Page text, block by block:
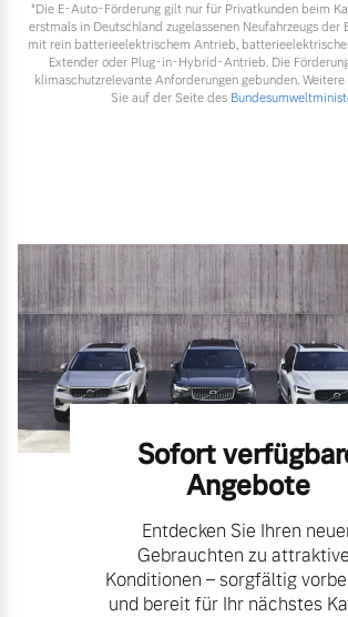
*Die E‑Auto-Förderung gilt nur für Privatkunden beim
erstmals in Deutschland zugelassenen Neufahrzeugs der
mit rein batterieelektrischem Antrieb,
Extender oder Plug-in-Hybrid-Antrieb. Die
klimaschutzrelevante Anforderungen gebunden.
Sie auf der Seite des
Sofort
Angebote
Entdecken Sie Ihren
Gebrauchten zu
Konditionen – sorgfältig
und bereit für Ihr nächstes